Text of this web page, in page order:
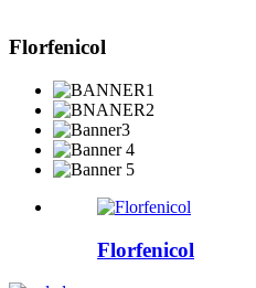
Florfenicol
Florfenicol